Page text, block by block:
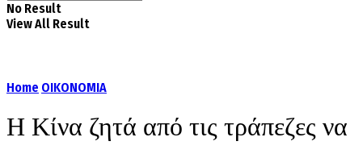
No Result
View All Result
Home ΟΙΚΟΝΟΜΙΑ
Η Κίνα ζητά από τις τράπεζες